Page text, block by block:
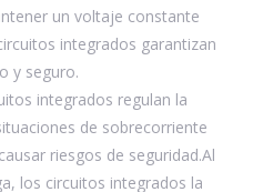
un voltaje constante
integrados garantizan
y seguro.
integrados regulan la
de sobrecorriente
riesgos de seguridad.Al
los circuitos integrados la